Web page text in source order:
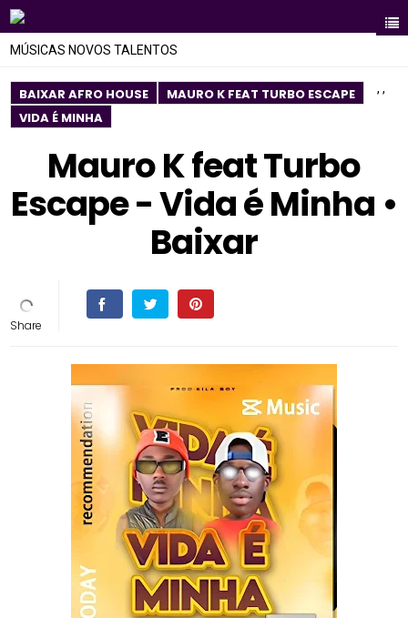
MÚSICAS NOVOS TALENTOS
BAIXAR AFRO HOUSE ,
MAURO K FEAT TURBO ESCAPE ,
VIDA É MINHA
Mauro K feat Turbo
Escape - Vida é Minha •
Baixar